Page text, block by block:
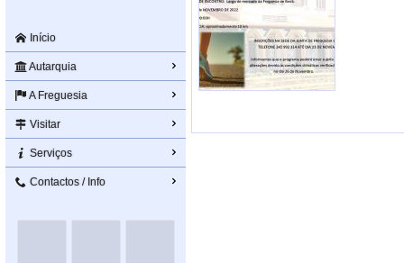
Início
Autarquia
A Freguesia
Visitar
Serviços
Contactos / Info